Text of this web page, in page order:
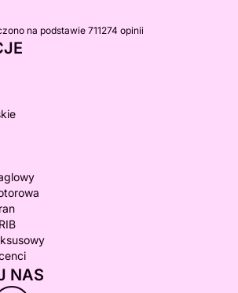
na podstawie 711274 opinii
NAS